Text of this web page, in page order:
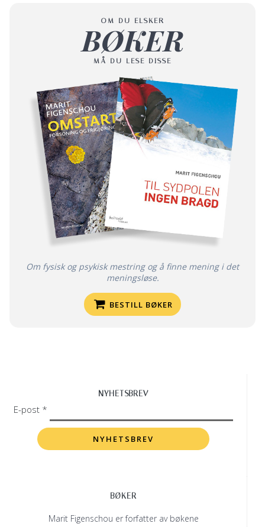
OM DU ELSKER
BØKER
MÅ DU LESE DISSE
Om fysisk og psykisk mestring og å finne mening i det
meningsløse.
BESTILL BØKER
NYHETSBREV
E-post *
BØKER
Marit Figenschou er forfatter av bøkene